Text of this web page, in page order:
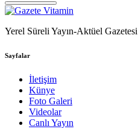
Yerel Süreli Yayın-Aktüel Gazetesi
Sayfalar
İletişim
Künye
Foto Galeri
Videolar
Canlı Yayın